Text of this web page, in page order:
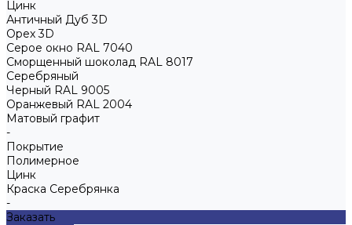
Цинк
Античный Дуб 3D
Орех 3D
Серое окно RAL 7040
Сморщенный шоколад RAL 8017
Серебряный
Черный RAL 9005
Оранжевый RAL 2004
Матовый графит
-
Покрытие
Полимерное
Цинк
Краска Серебрянка
-
Заказать